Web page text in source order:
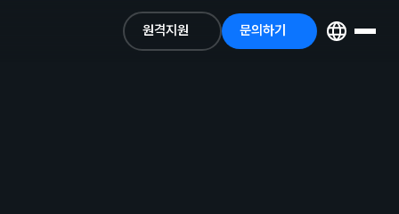
원격지원
원격지원
문의하기
문의하기